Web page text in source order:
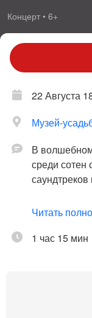
Концерт • 6+
22 Августа
Музей-
В
среди сотен
В программе
"Ромео и
Читать
1 час 15 мин